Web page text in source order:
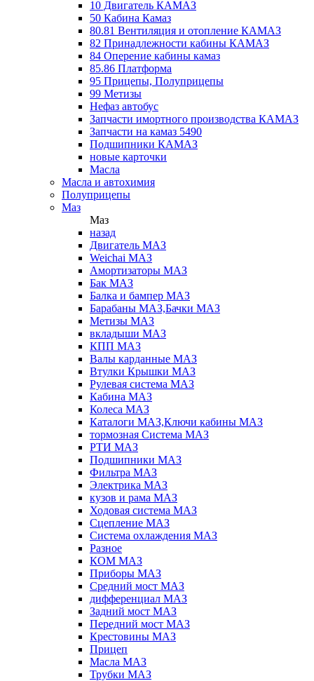
10 Двигатель КАМАЗ
50 Кабина Камаз
80.81 Вентиляция и отопление КАМАЗ
82 Принадлежности кабины КАМАЗ
84 Оперение кабины камаз
85.86 Платформа
95 Прицепы, Полуприцепы
99 Метизы
Нефаз автобус
Запчасти имортного производства КАМАЗ
Запчасти на камаз 5490
Подшипники КАМАЗ
новые карточки
Масла
Масла и автохимия
Полуприцепы
Маз
Маз
назад
Двигатель МАЗ
Weichai МАЗ
Амортизаторы МАЗ
Бак МАЗ
Балка и бампер МАЗ
Барабаны МАЗ,Бачки МАЗ
Метизы МАЗ
вкладыши МАЗ
КПП МАЗ
Валы карданные МАЗ
Втулки Крышки МАЗ
Рулевая система МАЗ
Кабина МАЗ
Колеса МАЗ
Каталоги МАЗ,Ключи кабины МАЗ
тормозная Система МАЗ
РТИ МАЗ
Подшипники МАЗ
Фильтра МАЗ
Электрика МАЗ
кузов и рама МАЗ
Ходовая система МАЗ
Сцепление МАЗ
Система охлаждения МАЗ
Разное
КОМ МАЗ
Приборы МАЗ
Средний мост МАЗ
дифференциал МАЗ
Задний мост МАЗ
Передний мост МАЗ
Крестовины МАЗ
Прицеп
Масла МАЗ
Трубки МАЗ